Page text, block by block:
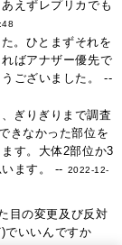
えずレプリカでも
。ひとまずそれを
ばアナザー優先で
ございました。 --
ぎりぎりまで調査
きなかった部位を
す。大体2部位か3
ます。 -- 2022-12-
目の変更及び反対
でいいんですか